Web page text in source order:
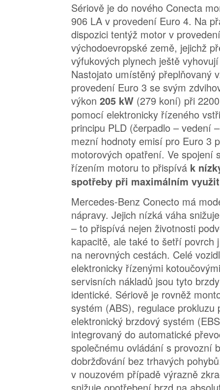
Sériově je do nového Conecta
906 LA v provedení Euro 4. Na
dispozici tentýž motor v
východoevropské země, jejichž
výfukových plynech ještě
Nastojato umístěný přeplňovaný
provedení Euro 3 se svým
výkon 205 kW (279 koní) při
pomocí elektronicky řízeného
principu PLD (čerpadlo – vedení
mezní hodnoty emisí pro Euro 3
motorových opatření. Ve spojení
řízením motoru to přispívá k
spotřeby při maximálním
Mercedes-Benz Conecto má
nápravy. Jejich nízká váha
– to přispívá nejen životnosti
kapacitě, ale také to šetří povrch
na nerovných cestách. Celé
elektronicky řízenými
servisních nákladů jsou tyto
identické. Sériově je rovněž
systém (ABS), regulace prokluzu
elektronický brzdový systém
integrovaný do automatické
společnému ovládání s provozní
dobržďování bez trhavých
v nouzovém případě výrazně